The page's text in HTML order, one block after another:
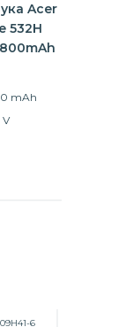
Acer
532H
mAh
V
6